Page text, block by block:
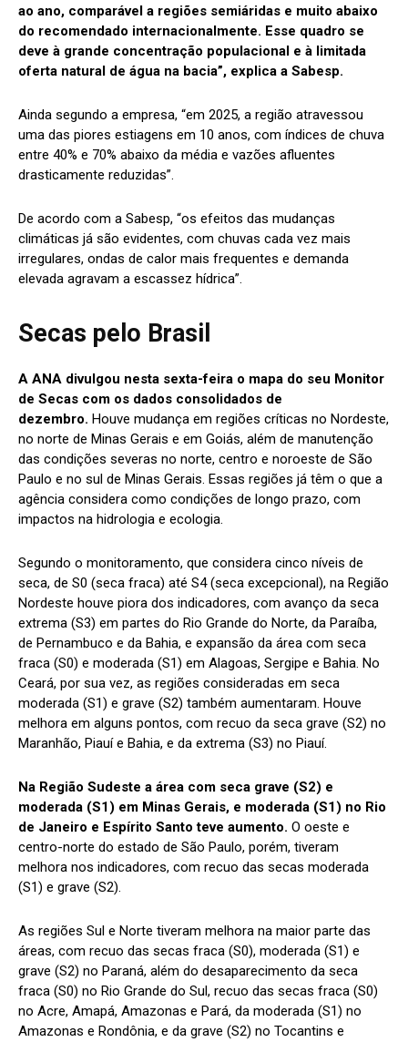
ao ano, comparável a regiões semiáridas e muito abaixo
do recomendado internacionalmente. Esse quadro se
deve à grande concentração populacional e à limitada
oferta natural de água na bacia”, explica a Sabesp.
Ainda segundo a empresa, “em 2025, a região atravessou
uma das piores estiagens em 10 anos, com índices de chuva
entre 40% e 70% abaixo da média e vazões afluentes
drasticamente reduzidas”.
De acordo com a Sabesp, “os efeitos das mudanças
climáticas já são evidentes, com chuvas cada vez mais
irregulares, ondas de calor mais frequentes e demanda
elevada agravam a escassez hídrica”.
Secas pelo Brasil
A ANA divulgou nesta sexta-feira o mapa do seu Monitor
de Secas com os dados consolidados de
dezembro. Houve mudança em regiões críticas no Nordeste,
no norte de Minas Gerais e em Goiás, além de manutenção
das condições severas no norte, centro e noroeste de São
Paulo e no sul de Minas Gerais. Essas regiões já têm o que a
agência considera como condições de longo prazo, com
impactos na hidrologia e ecologia.
Segundo o monitoramento, que considera cinco níveis de
seca, de S0 (seca fraca) até S4 (seca excepcional), na Região
Nordeste houve piora dos indicadores, com avanço da seca
extrema (S3) em partes do Rio Grande do Norte, da Paraíba,
de Pernambuco e da Bahia, e expansão da área com seca
fraca (S0) e moderada (S1) em Alagoas, Sergipe e Bahia. No
Ceará, por sua vez, as regiões consideradas em seca
moderada (S1) e grave (S2) também aumentaram. Houve
melhora em alguns pontos, com recuo da seca grave (S2) no
Maranhão, Piauí e Bahia, e da extrema (S3) no Piauí.
Na Região Sudeste a área com seca grave (S2) e
moderada (S1) em Minas Gerais, e moderada (S1) no Rio
de Janeiro e Espírito Santo teve aumento. O oeste e
centro-norte do estado de São Paulo, porém, tiveram
melhora nos indicadores, com recuo das secas moderada
(S1) e grave (S2).
As regiões Sul e Norte tiveram melhora na maior parte das
áreas, com recuo das secas fraca (S0), moderada (S1) e
grave (S2) no Paraná, além do desaparecimento da seca
fraca (S0) no Rio Grande do Sul, recuo das secas fraca (S0)
no Acre, Amapá, Amazonas e Pará, da moderada (S1) no
Amazonas e Rondônia, e da grave (S2) no Tocantins e